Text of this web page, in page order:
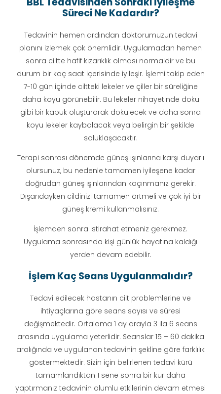
Süreci Ne Kadardır?
Tedavinin hemen ardından doktorumuzun tedavi
planını izlemek çok önemlidir. Uygulamadan hemen
sonra ciltte hafif kızarıklık olması normaldir ve bu
durum bir kaç saat içerisinde iyileşir. İşlemi takip eden
7-10 gün içinde ciltteki lekeler ve çiller bir süreliğine
daha koyu görünebilir. Bu lekeler nihayetinde doku
gibi bir kabuk oluşturarak dökülecek ve daha sonra
koyu lekeler kaybolacak veya belirgin bir şekilde
soluklaşacaktır.
Terapi sonrası dönemde güneş ışınlarına karşı duyarlı
olursunuz, bu nedenle tamamen iyileşene kadar
doğrudan güneş ışınlarından kaçınmanız gerekir.
Dışarıdayken cildinizi tamamen örtmeli ve çok iyi bir
güneş kremi kullanmalısınız.
İşlemden sonra istirahat etmeniz gerekmez.
Uygulama sonrasında kişi günlük hayatına kaldığı
yerden devam edebilir.
İşlem Kaç Seans Uygulanmalıdır?
Tedavi edilecek hastanın cilt problemlerine ve
ihtiyaçlarına göre seans sayısı ve süresi
değişmektedir. Ortalama 1 ay arayla 3 ila 6 seans
arasında uygulama yeterlidir. Seanslar 15 – 60 dakika
aralığında ve uygulanan tedavinin şekline göre farklılık
göstermektedir. Sizin için belirlenen tedavi kürü
tamamlandıktan 1 sene sonra bir kür daha
yaptırmanız tedavinin olumlu etkilerinin devam etmesi